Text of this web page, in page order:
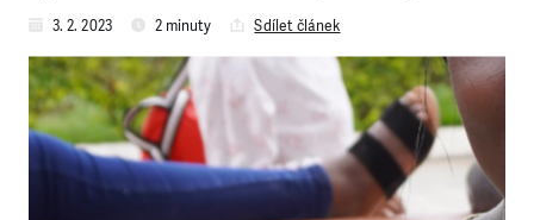
3. 2. 2023 2 minuty Sdílet článek